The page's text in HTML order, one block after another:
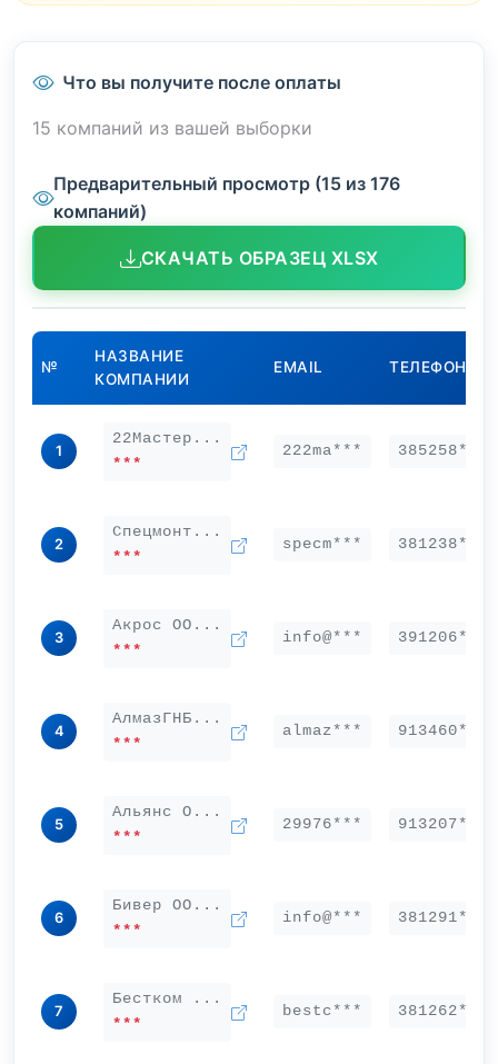
Что вы получите после оплаты
15 компаний из вашей выборки
Предварительный просмотр (15 из 176
компаний)
СКАЧАТЬ ОБРАЗЕЦ XLSX
№
НАЗВАНИЕ
КОМПАНИИ
EMAIL ТЕЛЕФОН
1
22Мастер...
***
222ma*** 385258***
2
Спецмонт...
***
specm*** 381238***
3
Акрос ОО...
***
info@*** 391206***
4
АлмазГНБ...
***
almaz*** 913460***
5
Альянс О...
***
29976*** 913207***
6
Бивер ОО...
***
info@*** 381291***
7
Бестком ...
***
bestc*** 381262***